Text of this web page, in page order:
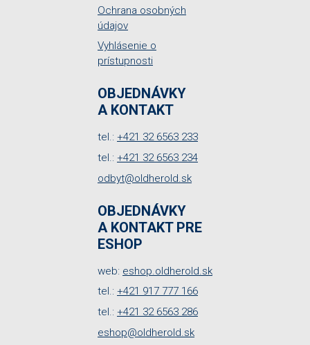
Ochrana osobných
údajov
Vyhlásenie o
prístupnosti
OBJEDNÁVKY
A KONTAKT
tel.: +421 32 6563 233
tel.: +421 32 6563 234
odbyt@oldherold.sk
OBJEDNÁVKY
A KONTAKT PRE
ESHOP
web: eshop.oldherold.sk
tel.: +421 917 777 166
tel.: +421 32 6563 286
eshop@oldherold.sk